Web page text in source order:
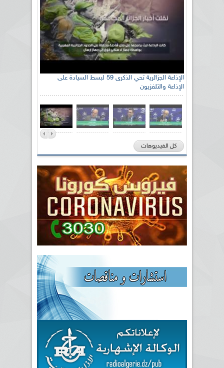
الإذاعة الجزائرية تحي الذكرى 59 لبسط السيادة على
الإذاعة والتلفزيون
كل الفيديوهات